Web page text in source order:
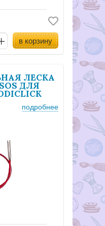
в корзину
ЛЕСКА
ДЛЯ
подробнее